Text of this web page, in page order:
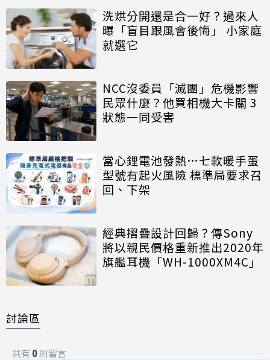
洗烘分開還是合一好？過來人
曝「盲目跟風會後悔」 小家庭
就選它
NCC沒委員「滅團」危機影響
民眾什麼？他買相機大卡關 3
狀態一同受害
當心鋰電池發熱…七款暖手蛋
型號有起火風險 標準局要求召
回、下架
經典摺疊設計回歸？傳Sony
將以親民價格重新推出2020年
旗艦耳機「WH-1000XM4C」
討論區
共有 0則留言